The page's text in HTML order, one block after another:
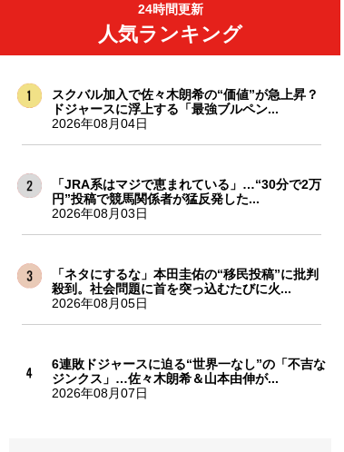
24時間更新
人気ランキング
スクバル加入で佐々木朗希の“価値”が急上昇？
ドジャースに浮上する「最強ブルペン...
2026年08月04日
「JRA系はマジで恵まれている」…“30分で2万
円”投稿で競馬関係者が猛反発した...
2026年08月03日
「ネタにするな」本田圭佑の“移民投稿”に批判
殺到。社会問題に首を突っ込むたびに火...
2026年08月05日
6連敗ドジャースに迫る“世界一なし”の「不吉な
ジンクス」…佐々木朗希＆山本由伸が...
2026年08月07日